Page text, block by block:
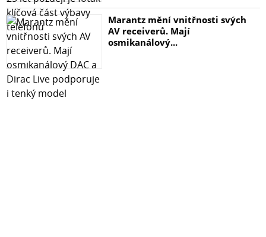
Marantz mění vnitřnosti svých
AV receiverů. Mají
osmikanálový...